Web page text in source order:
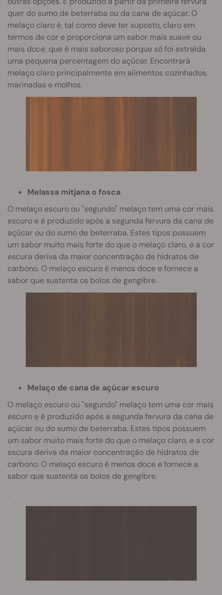
quer do sumo de beterraba ou da cana de açúcar. O
melaço claro é, tal como deve ter suposto, claro em
termos de cor e proporciona um sabor mais suave ou
mais doce, que é mais saboroso porque só foi extraída
uma pequena percentagem do açúcar. Encontrará
melaço claro principalmente em alimentos cozinhados,
marinadas e molhos.
Melassa mitjana o fosca
O melaço escuro ou "segundo" melaço tem uma cor mais
escuro e é produzido após a segunda fervura da cana de
açúcar ou do sumo de beterraba. Estes tipos possuem
um sabor muito mais forte do que o melaço claro, e a cor
escura deriva da maior concentração de hidratos de
carbono. O melaço escuro é menos doce e fornece a
sabor que sustenta os bolos de gengibre.
Melaço de cana de açúcar escuro
O melaço escuro ou "segundo" melaço tem uma cor mais
escuro e é produzido após a segunda fervura da cana de
açúcar ou do sumo de beterraba. Estes tipos possuem
um sabor muito mais forte do que o melaço claro, e a cor
escura deriva da maior concentração de hidratos de
carbono. O melaço escuro é menos doce e fornece a
sabor que sustenta os bolos de gengibre.
.